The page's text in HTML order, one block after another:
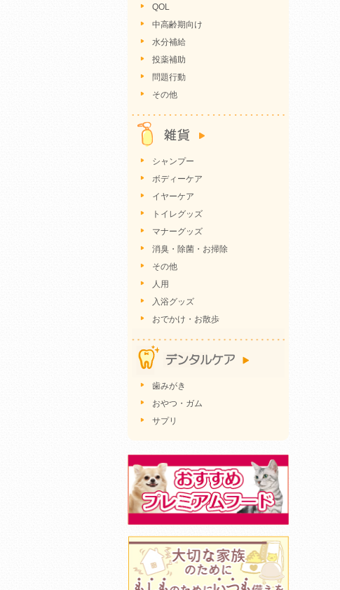
QOL
中高齢期向け
水分補給
投薬補助
問題行動
その他
シャンプー
ボディーケア
イヤーケア
トイレグッズ
マナーグッズ
消臭・除菌・お掃除
その他
人用
入浴グッズ
おでかけ・お散歩
歯みがき
おやつ・ガム
サプリ